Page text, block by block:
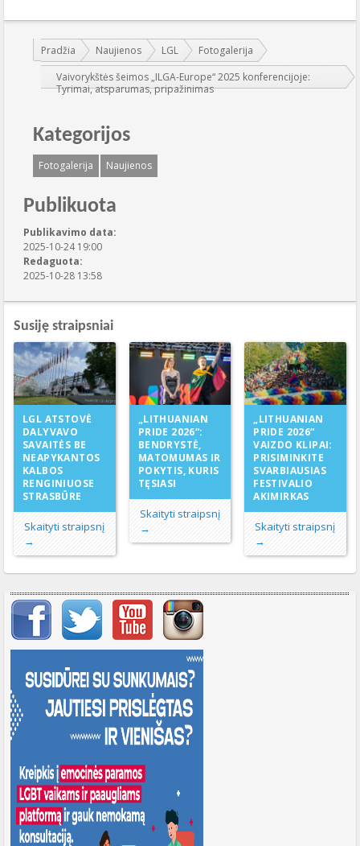
Jūs esate čia:
Pradžia Naujienos LGL
Fotogalerija
Vaivorykštės šeimos „ILGA-Europe“ 2025 konferencijoje:
Tyrimai, atsparumas, pripažinimas
Kategorijos
Fotogalerija Naujienos
Publikuota
Publikavimo data:
2025-10-24 19:00
Redaguota:
2025-10-28 13:58
Susiję straipsniai
LGL ATSTOVĖ
DALYVAVO
SAVAITĖS BE
NEAPYKANTOS
KALBOS
RENGINIUOSE
STRASBŪRE
Skaityti straipsnį
→
„LITHUANIAN
PRIDE 2026“:
BENDRYSTĖ,
MATOMUMAS IR
POKYTIS, KURIS
TĘSIASI
Skaityti straipsnį
→
„LITHUANIAN
PRIDE 2026“
VAIZDO KLIPAI:
PRISIMINKITE
SVARBIAUSIAS
FESTIVALIO
AKIMIRKAS
Skaityti straipsnį
→
Svarbių įrašų meniu